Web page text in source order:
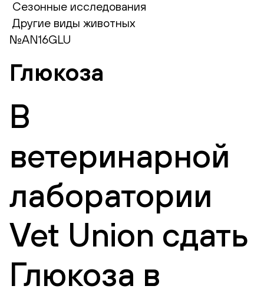
Сезонные исследования
Другие виды животных
№AN16GLU
Глюкоза
В
ветеринарной
лаборатории
Vet Union сдать
Глюкоза в